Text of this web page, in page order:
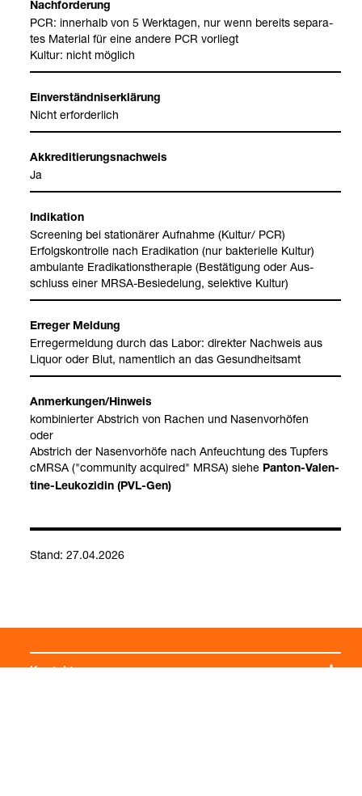
Nach­for­de­rung
PCR: inner­halb von 5 Werk­ta­gen, nur wenn bereits sepa­ra­
tes Mate­rial für eine andere PCR vor­liegt
Kul­tur: nicht mög­lich
Ein­ver­ständ­nis­er­klä­rung
Nicht erfor­der­lich
Akkre­di­tie­rungs­nach­weis
Ja
Indi­ka­tion
Scree­ning bei sta­tio­nä­rer Auf­nahme (Kul­tur/ PCR)
Erfolgs­kon­trolle nach Era­di­ka­tion (nur bak­te­ri­elle Kul­tur)
ambu­lante Era­di­ka­ti­ons­the­ra­pie (Bestä­ti­gung oder Aus­
schluss einer MRSA-​Besie­de­lung, selek­tive Kul­tur)
Erre­ger Mel­dung
Erre­ger­mel­dung durch das Labor: direk­ter Nach­weis aus
Liquor oder Blut, nament­lich an das Gesund­heits­amt
Anmer­kun­gen/Hin­weis
kom­bi­nier­ter Abstrich von Rachen und Nasen­vor­hö­fen
oder
Abstrich der Nasen­vor­höfe nach Anfeuch­tung des Tup­fers
cMRSA ("com­mu­nity acqui­red" MRSA) siehe Pan­ton-​Valen­
tine-​Leu­ko­zi­din (PVL-​Gen)
Stand: 27.04.2026
Kontakt